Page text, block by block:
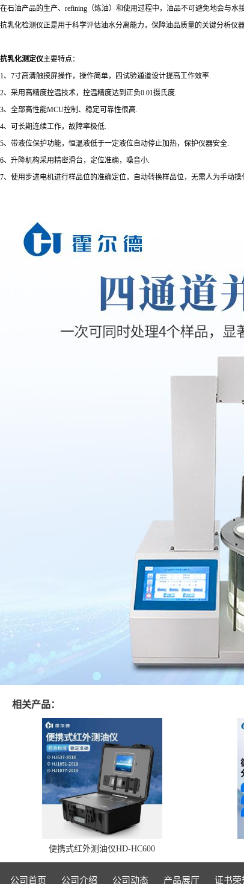
在石油产品的生产、refining（炼油）和使用过程中，油品不可避免地会与
抗乳化检测仪正是用于科学评估油水分离能力，保障油品质量的关键分析仪器
抗乳化测定仪主要特点：
1、7寸高清触摸屏操作，操作简单，四试验通道设计提高工作效率.
2、采用高精度控温技术，控温精度达到正负0.01摄氏度.
3、全部高性能MCU控制、稳定可靠性很高.
4、可长期连续工作，故障率极低.
5、带液位保护功能，恒温液低于一定液位自动停止加热，保护仪器安全.
6、升降机构采用精密滑台，定位准确，噪音小.
7、使用步进电机进行样品位的准确定位，自动转换样品位，无需人为手动操
相关产品：
便携式红外测油仪HD-HC600
公司首页 公司介绍 公司动态 产品展厅 证书荣